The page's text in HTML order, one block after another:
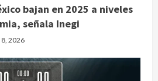
bajan en 2025 a niveles
señala Inegi
2026